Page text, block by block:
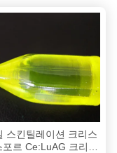
스킨틸레이션 크리스
르 Ce:LuAG 크리스